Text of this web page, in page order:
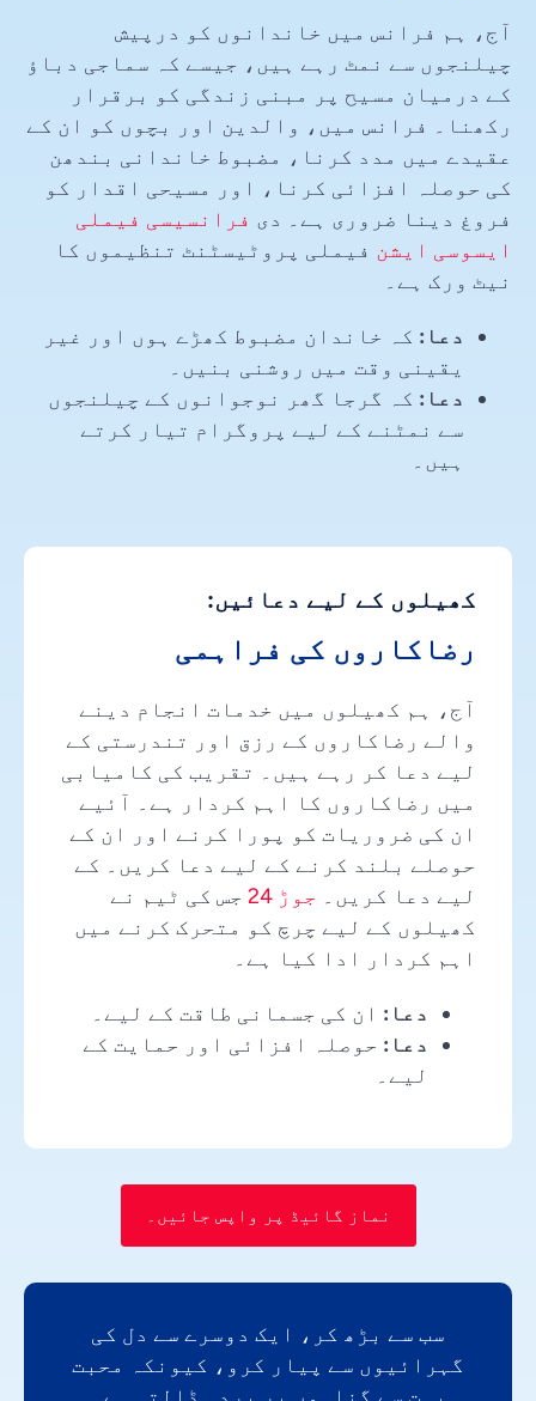
آج، ہم فرانس میں خاندانوں کو درپیش
چیلنجوں سے نمٹ رہے ہیں، جیسے کہ سماجی دباؤ
کے درمیان مسیح پر مبنی زندگی کو برقرار
رکھنا۔ فرانس میں، والدین اور بچوں کو ان کے
عقیدے میں مدد کرنا، مضبوط خاندانی بندھن
کی حوصلہ افزائی کرنا، اور مسیحی اقدار کو
فروغ دینا ضروری ہے۔ دی فرانسیسی فیملی
ایسوسی ایشن فیملی پروٹیسٹنٹ تنظیموں کا
نیٹ ورک ہے۔
دعا: کہ خاندان مضبوط کھڑے ہوں اور غیر
یقینی وقت میں روشنی بنیں۔
دعا: کہ گرجا گھر نوجوانوں کے چیلنجوں
سے نمٹنے کے لیے پروگرام تیار کرتے
ہیں۔
کھیلوں کے لیے دعائیں:
رضاکاروں کی فراہمی
آج، ہم کھیلوں میں خدمات انجام دینے
والے رضاکاروں کے رزق اور تندرستی کے
لیے دعا کر رہے ہیں۔ تقریب کی کامیابی
میں رضاکاروں کا اہم کردار ہے۔ آئیے
ان کی ضروریات کو پورا کرنے اور ان کے
حوصلے بلند کرنے کے لیے دعا کریں۔ کے
لیے دعا کریں۔ جوڑ 24
جس کی ٹیم نے
کھیلوں کے لیے چرچ کو متحرک کرنے میں
اہم کردار ادا کیا ہے۔
دعا: ان کی جسمانی طاقت کے لیے۔
دعا: حوصلہ افزائی اور حمایت کے
لیے۔
نماز گائیڈ پر واپس جائیں۔
سب سے بڑھ کر، ایک دوسرے سے دل کی
گہرائیوں سے پیار کرو، کیونکہ محبت
بہت سے گناہوں پر پردہ ڈالتی ہے۔